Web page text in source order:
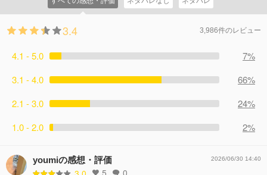
3.4 3,986件のレビュー
4.1 - 5.0
7%
3.1 - 4.0
66%
2.1 - 3.0
24%
1.0 - 2.0
2%
youmiの感想・評価
5 0
2026/06/30 14:40